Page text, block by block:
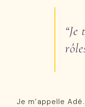
Je m’appelle